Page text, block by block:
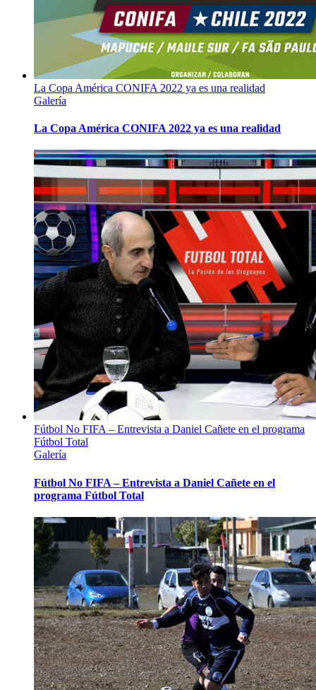
La Copa América CONIFA 2022 ya es una realidad
Galería
La Copa América CONIFA 2022 ya es una realidad
Fútbol No FIFA – Entrevista a Daniel Cañete en el programa
Fútbol Total
Galería
Fútbol No FIFA – Entrevista a Daniel Cañete en el
programa Fútbol Total